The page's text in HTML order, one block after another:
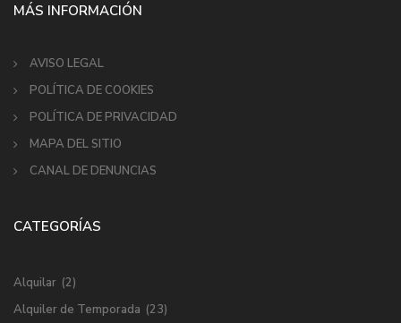
MÁS INFORMACIÓN
AVISO LEGAL
POLÍTICA DE COOKIES
POLÍTICA DE PRIVACIDAD
MAPA DEL SITIO
CANAL DE DENUNCIAS
CATEGORÍAS
Alquilar (2)
Alquiler de Temporada (23)